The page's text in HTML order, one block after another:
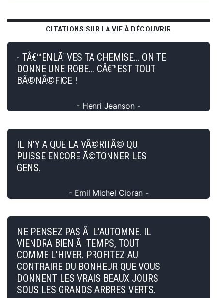
CITATIONS SUR LA VIE À DÉCOUVRIR
- TÂ€™ENLÃ¨VES TA CHEMISE... ON TE
DONNE UNE ROBE... CÂ€™EST TOUT
BÃ©NÃ©FICE !
- Henri Jeanson -
IL N'Y A QUE LA VÃ©RITÃ© QUI
PUISSE ENCORE Ã©TONNER LES
GENS.
- Emil Michel Cioran -
NE PENSEZ PAS Ã L'AUTOMNE. IL
VIENDRA BIEN Ã TEMPS, TOUT
COMME L'HIVER. PROFITEZ AU
CONTRAIRE DU BONHEUR QUE VOUS
DONNENT LES VRAIS BEAUX JOURS
SOUS LES GRANDS ARBRES VERTS.